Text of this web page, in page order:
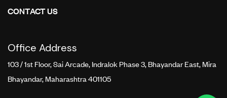
CONTACT US
Office Address
103 / 1st Floor, Sai Arcade, Indralok Phase 3, Bhayandar East, Mira
Bhayandar, Maharashtra 401105